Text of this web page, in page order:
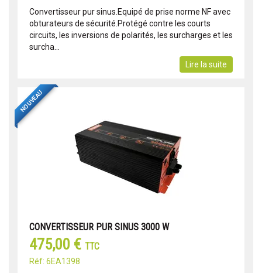
Convertisseur pur sinus.Equipé de prise norme NF avec
obturateurs de sécurité.Protégé contre les courts
circuits, les inversions de polarités, les surcharges et les
surcha...
Lire la suite
NOUVEAU
CONVERTISSEUR PUR SINUS 3000 W
475,00 € TTC
Réf: 6EA1398